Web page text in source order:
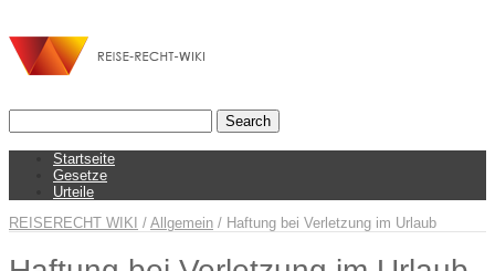
Startseite
Gesetze
Urteile
REISERECHT WIKI / Allgemein / Haftung bei Verletzung im Urlaub